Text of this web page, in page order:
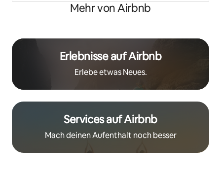
Mehr von Airbnb
Erlebnisse auf Airbnb
Erlebe etwas Neues.
Services auf Airbnb
Mach deinen Aufenthalt noch besser